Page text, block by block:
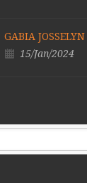
GABIA JOSSELYN
15/Jan/2024